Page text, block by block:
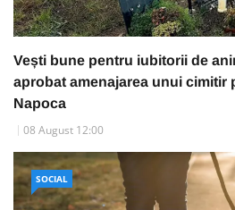
Vești bune pentru iubitorii de
aprobat amenajarea unui cimitir
Napoca
08 August 12:00
SOCIAL